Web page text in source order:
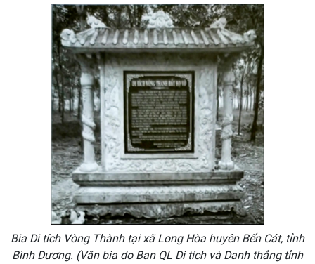
Bia Di tích Vòng Thành tại xã Long Hòa huyên Bến Cát, tỉnh
Bình Dương. (Văn bia do Ban QL Di tích và Danh thắng tỉnh